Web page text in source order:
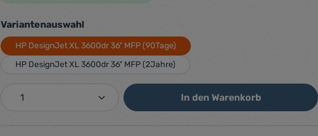
Variantenauswahl
HP DesignJet XL 3600dr 36" MFP (90Tage)
HP DesignJet XL 3600dr 36" MFP (2Jahre)
Produkt Anzahl: Gib den gewünschten Wert ein
In den Warenkorb